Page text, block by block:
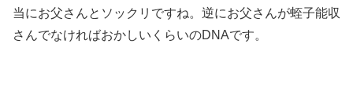
当にお父さんとソックリですね。逆にお父さんが蛭子能収
さんでなければおかしいくらいのDNAです。